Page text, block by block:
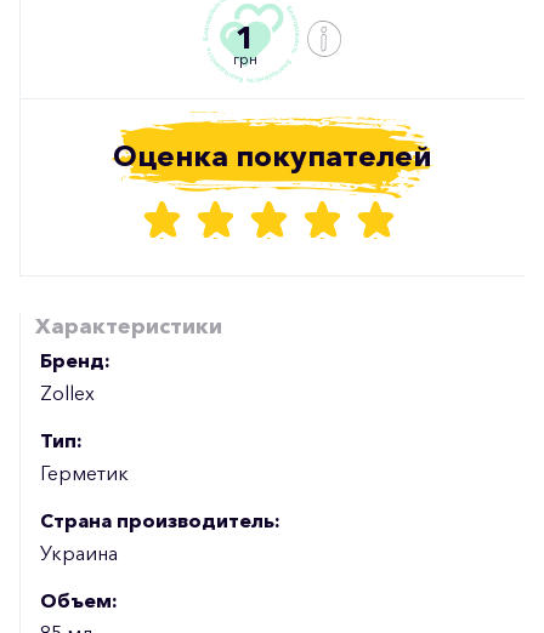
1
грн
Оценка покупателей
Характеристики
Бренд:
Zollex
Тип:
Герметик
Страна производитель:
Украина
Объем: